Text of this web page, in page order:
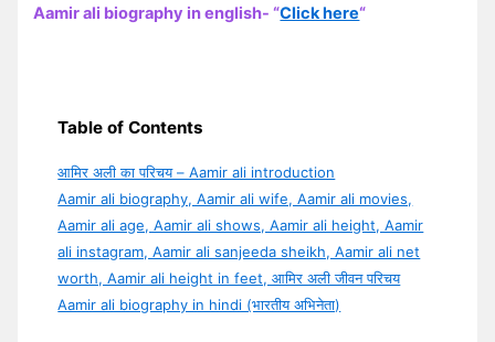
Aamir ali biography in english- “Click here“
Table of Contents
आमिर अली का परिचय – Aamir ali introduction
Aamir ali biography, Aamir ali wife, Aamir ali movies,
Aamir ali age, Aamir ali shows, Aamir ali height, Aamir
ali instagram, Aamir ali sanjeeda sheikh, Aamir ali net
worth, Aamir ali height in feet, आमिर अली जीवन परिचय
Aamir ali biography in hindi (भारतीय अभिनेता)